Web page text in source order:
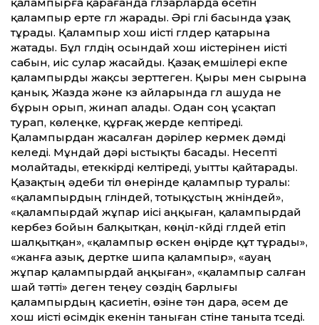
қалампырға қарағанда гүлзарларда өсетін
қалампыр ерте гүл жарады. Әрі гүлі басында ұзақ
тұрады. Қалампыр хош иісті гүлдер қатарына
жатады. Бұл гүлдің осындай хош иістерінен иісті
сабын, иіс сулар жасайды. Қазақ емшілері екпе
қалампырды жақсы зерттеген. Қыры мен сырына
қанық. Жазда және күз айларында гүл ашуда не
бұрын орып, жинап алады. Одан соң ұсақтап
турап, көлеңке, құрғақ жерде кептіреді.
Қалампырдан жасалған дәрілер кермек дәмді
келеді. Мұндай дәрі ыстықты басады. Несепті
молайтады, етеккірді келтіреді, уытты қайтарады.
Қазақтың әдеби тіл өнерінде қалампыр туралы:
«қалампырдың гүліндей, тотықұстың жүніндей»,
«қалампырдай жұпар иісі аңқыған, қалампырдай
кербез бойын балқытқан, көңіл-күйді гүлдей етіп
шалқытқан», «қалампыр өскен өңірде құт тұрады»,
«жанға азық, дертке шипа қалампыр», «ауаң
жұпар қалампырдай аңқыған», «қалампыр салған
шай тәтті» деген теңеу сөздің барлығы
қалампырдың қасиетін, өзіне тән дара, әсем де
хош иісті өсімдік екенін таныған үстіне таныта түседі.